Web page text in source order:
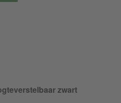
zwart